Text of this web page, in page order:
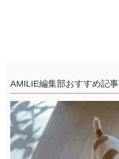
AMILIE編集部おすすめ記事